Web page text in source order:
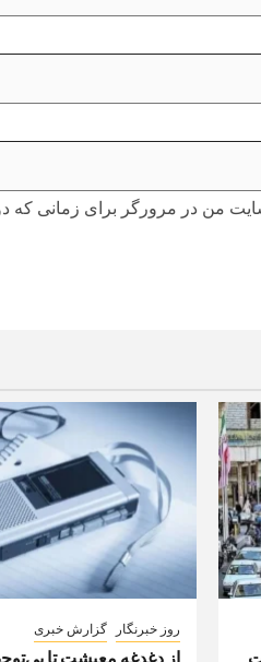
من در مرورگر برای زمانی که
روز خبرنگار گزارش خبری